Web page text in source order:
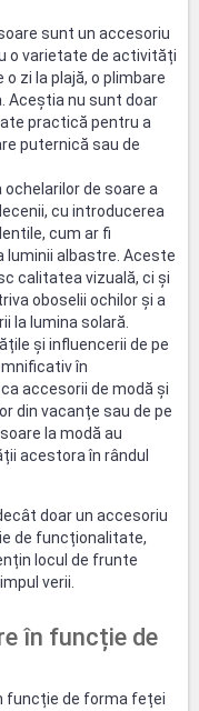
sunt un accesoriu
o varietate de activități
zi la plajă, o plimbare
Aceștia nu sunt doar
practică pentru a
puternică sau de
ochelarilor de soare a
cu introducerea
cum ar fi
luminii albastre. Aceste
calitatea vizuală, ci și
oboselii ochilor și a
la lumina solară.
și influencerii de pe
în
accesorii de modă și
din vacanțe sau de pe
la modă au
acestora în rândul
doar un accesoriu
de funcționalitate,
locul de frunte
verii.
în funcție de
funcție de forma feței